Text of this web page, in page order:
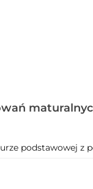
podstawowej z